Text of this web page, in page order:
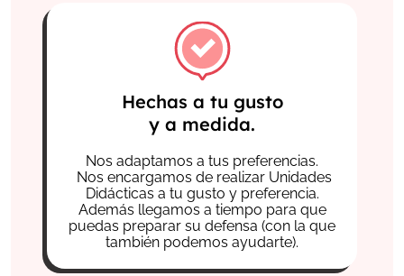
Hechas a tu gusto
y a medida.
Nos adaptamos a tus preferencias.
Nos encargamos de realizar Unidades
Didácticas a tu gusto y preferencia.
Además llegamos a tiempo para que
puedas preparar su defensa (con la que
también podemos ayudarte).